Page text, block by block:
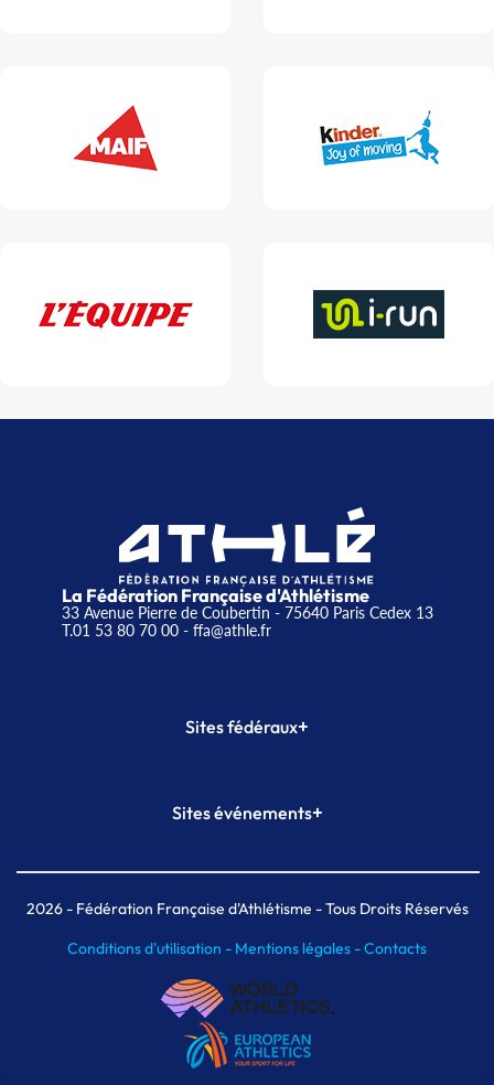
La Fédération Française d'Athlétisme
33 Avenue Pierre de Coubertin - 75640 Paris Cedex 13
T.01 53 80 70 00- ffa@athle.fr
Sites fédéraux+
Plateforme Formation
Sites événements+
Meeting de Paris indoor
MAIF Ekiden de Paris
2026- Fédération Française d'Athlétisme - Tous Droits Réservés
Conditions d'utilisation - Mentions légales -Contacts